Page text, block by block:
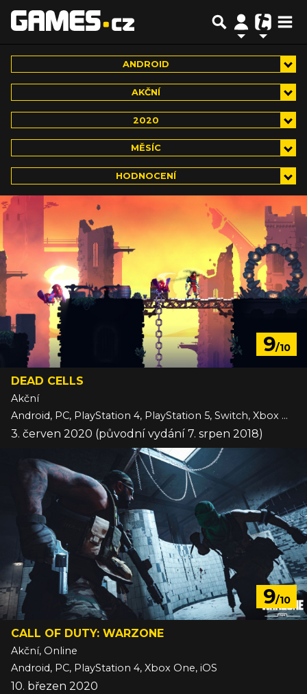
ANDROID
AKČNÍ
2020
MĚSÍC
HODNOCENÍ
9/10
DEAD CELLS
Akční
Android, PC, PlayStation 4, PlayStation 5, Switch, Xbox One
3. červen 2020 (původní vydání 7. srpen 2018)
9/10
CALL OF DUTY: WARZONE
Akční, Online
Android, PC, PlayStation 4, Xbox One, iOS
10. březen 2020